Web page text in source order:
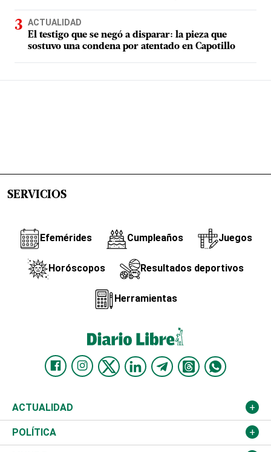
ACTUALIDAD
El testigo que se negó a disparar: la pieza que
sostuvo una condena por atentado en Capotillo
SERVICIOS
Efemérides Cumpleaños Juegos
Horóscopos Resultados deportivos
Herramientas
ACTUALIDAD
Nacional
POLÍTICA